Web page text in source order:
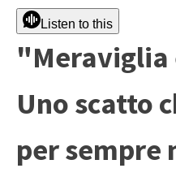
Listen to this
"Meraviglia
Uno scatto
per sempre